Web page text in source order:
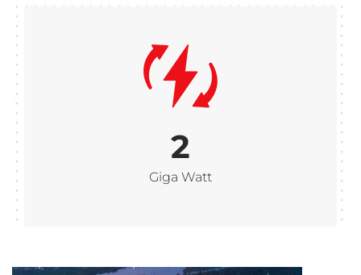
2
Giga Watt